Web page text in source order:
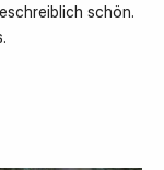
schön.